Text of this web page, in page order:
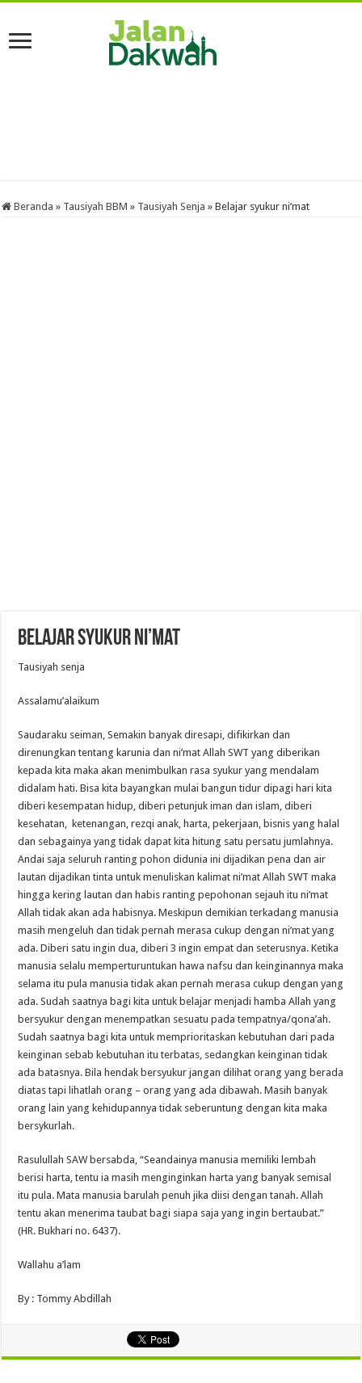
Beranda » Tausiyah BBM » Tausiyah Senja » Belajar syukur ni’mat
Belajar syukur ni’mat
Tausiyah senja
Assalamu’alaikum
Saudaraku seiman, Semakin banyak diresapi, difikirkan dan
direnungkan tentang karunia dan ni’mat Allah SWT yang diberikan
kepada kita maka akan menimbulkan rasa syukur yang mendalam
didalam hati. Bisa kita bayangkan mulai bangun tidur dipagi hari kita
diberi kesempatan hidup, diberi petunjuk iman dan islam, diberi
kesehatan, ketenangan, rezqi anak, harta, pekerjaan, bisnis yang halal
dan sebagainya yang tidak dapat kita hitung satu persatu jumlahnya.
Andai saja seluruh ranting pohon didunia ini dijadikan pena dan air
lautan dijadikan tinta untuk menuliskan kalimat ni’mat Allah SWT maka
hingga kering lautan dan habis ranting pepohonan sejauh itu ni’mat
Allah tidak akan ada habisnya. Meskipun demikian terkadang manusia
masih mengeluh dan tidak pernah merasa cukup dengan ni’mat yang
ada. Diberi satu ingin dua, diberi 3 ingin empat dan seterusnya. Ketika
manusia selalu memperturuntukan hawa nafsu dan keinginannya maka
selama itu pula manusia tidak akan pernah merasa cukup dengan yang
ada. Sudah saatnya bagi kita untuk belajar menjadi hamba Allah yang
bersyukur dengan menempatkan sesuatu pada tempatnya/qona’ah.
Sudah saatnya bagi kita untuk memprioritaskan kebutuhan dari pada
keinginan sebab kebutuhan itu terbatas, sedangkan keinginan tidak
ada batasnya. Bila hendak bersyukur jangan dilihat orang yang berada
diatas tapi lihatlah orang – orang yang ada dibawah. Masih banyak
orang lain yang kehidupannya tidak seberuntung dengan kita maka
bersykurlah.
Rasulullah SAW bersabda, “Seandainya manusia memiliki lembah
berisi harta, tentu ia masih menginginkan harta yang banyak semisal
itu pula. Mata manusia barulah penuh jika diisi dengan tanah. Allah
tentu akan menerima taubat bagi siapa saja yang ingin bertaubat.”
(HR. Bukhari no. 6437).
Wallahu a’lam
By : Tommy Abdillah